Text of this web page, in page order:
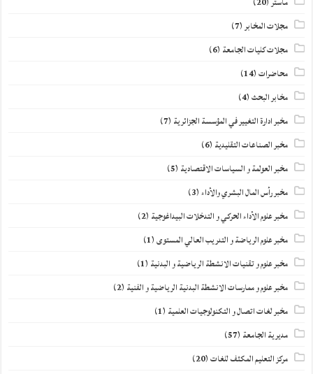
مجلات المخابر(7)
مجلات كليات الجامعة (6)
محاضرات(14)
مخابر البحث(4)
مخبر ادارة التغيير في المؤسسة الجزائرية (7)
مخبر الصناعات التقليدية (6)
مخبر العولمة و السياسات الاقتصادية (5)
مخبر رأس المال البشري والأداء(3)
مخبر علوم الأداء الحركي و التدخلات البيداغوجية (2)
مخبر علوم الرياضة و التدريب العالي المستوى(1)
مخبر علوم و تقنيات الانشطة الرياضية و البدنية (1)
مخبر علوم و ممارسات الانشطة البدنية الرياضية و الفنية (2)
مخبر لغات اتصال و التكنولوجيات العلمية (1)
مديرية الجامعة (57)
مركز التعليم المكثف للغات(20)